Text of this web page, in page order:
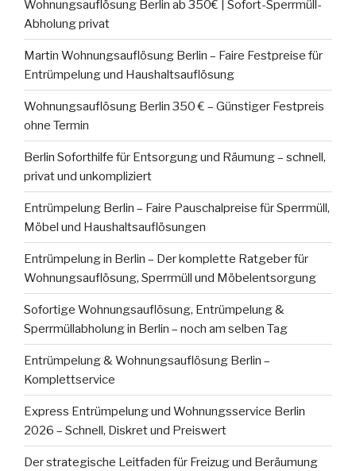
Wohnungsauflösung Berlin ab 350€ | Sofort-Sperrmüll-
Abholung privat
Martin Wohnungsauflösung Berlin – Faire Festpreise für
Entrümpelung und Haushaltsauflösung
Wohnungsauflösung Berlin 350 € – Günstiger Festpreis
ohne Termin
Berlin Soforthilfe für Entsorgung und Räumung – schnell,
privat und unkompliziert
Entrümpelung Berlin – Faire Pauschalpreise für Sperrmüll,
Möbel und Haushaltsauflösungen
Entrümpelung in Berlin – Der komplette Ratgeber für
Wohnungsauflösung, Sperrmüll und Möbelentsorgung
Sofortige Wohnungsauflösung, Entrümpelung &
Sperrmüllabholung in Berlin – noch am selben Tag
Entrümpelung & Wohnungsauflösung Berlin –
Komplettservice
Express Entrümpelung und Wohnungsservice Berlin
2026 – Schnell, Diskret und Preiswert
Der strategische Leitfaden für Freizug und Beräumung